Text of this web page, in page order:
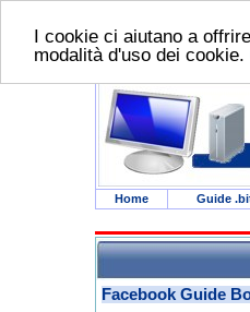
I cookie ci aiutano a
modalità d'uso dei cookie.
Home Guide
Facebook Guide